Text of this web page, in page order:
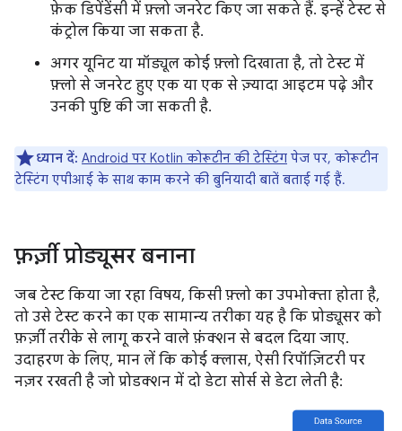
फ़ेक डिपेंडेंसी में फ़्लो जनरेट किए जा सकते हैं. इन्हें टेस्ट से
कंट्रोल किया जा सकता है.
अगर यूनिट या मॉड्यूल कोई फ़्लो दिखाता है, तो टेस्ट में
फ़्लो से जनरेट हुए एक या एक से ज़्यादा आइटम पढ़े और
उनकी पुष्टि की जा सकती है.
ध्यान दें: Android पर Kotlin कोरूटीन की टेस्टिंग पेज पर, कोरूटीन
टेस्टिंग एपीआई के साथ काम करने की बुनियादी बातें बताई गई हैं.
फ़र्ज़ी प्रोड्यूसर बनाना
जब टेस्ट किया जा रहा विषय, किसी फ़्लो का उपभोक्ता होता है,
तो उसे टेस्ट करने का एक सामान्य तरीका यह है कि प्रोड्यूसर को
फ़र्ज़ी तरीके से लागू करने वाले फ़ंक्शन से बदल दिया जाए.
उदाहरण के लिए, मान लें कि कोई क्लास, ऐसी रिपॉज़िटरी पर
नज़र रखती है जो प्रोडक्शन में दो डेटा सोर्स से डेटा लेती है: